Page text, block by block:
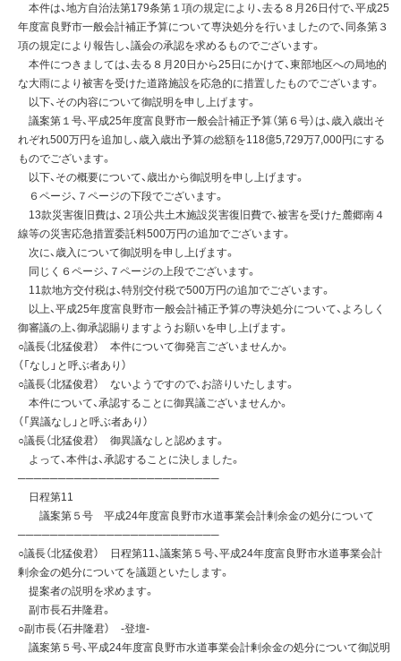
本件は、地方自治法第179条第１項の規定により、去る８月26日付で、平成25
年度富良野市一般会計補正予算について専決処分を行いましたので、同条第３
項の規定により報告し、議会の承認を求めるものでございます。
本件につきましては、去る８月20日から25日にかけて、東部地区への局地的
な大雨により被害を受けた道路施設を応急的に措置したものでございます。
以下、その内容について御説明を申し上げます。
議案第１号、平成25年度富良野市一般会計補正予算（第６号）は、歳入歳出そ
れぞれ500万円を追加し、歳入歳出予算の総額を118億5,729万7,000円にする
ものでございます。
以下、その概要について、歳出から御説明を申し上げます。
６ページ、７ページの下段でございます。
13款災害復旧費は、２項公共土木施設災害復旧費で、被害を受けた麓郷南４
線等の災害応急措置委託料500万円の追加でございます。
次に、歳入について御説明を申し上げます。
同じく６ページ、７ページの上段でございます。
11款地方交付税は、特別交付税で500万円の追加でございます。
以上、平成25年度富良野市一般会計補正予算の専決処分について、よろしく
御審議の上、御承認賜りますようお願いを申し上げます。
○議長（北猛俊君） 本件について御発言ございませんか。
（「なし」と呼ぶ者あり）
○議長（北猛俊君） ないようですので、お諮りいたします。
本件について、承認することに御異議ございませんか。
（「異議なし」と呼ぶ者あり）
○議長（北猛俊君） 御異議なしと認めます。
よって、本件は、承認することに決しました。
─────────────────────────
日程第11
議案第５号 平成24年度富良野市水道事業会計剰余金の処分について
─────────────────────────
○議長（北猛俊君） 日程第11、議案第５号、平成24年度富良野市水道事業会計
剰余金の処分についてを議題といたします。
提案者の説明を求めます。
副市長石井隆君。
○副市長（石井隆君） -登壇-
議案第５号、平成24年度富良野市水道事業会計剰余金の処分について御説明